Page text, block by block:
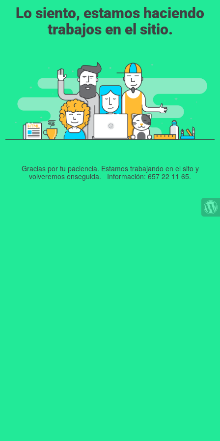
Lo siento, estamos haciendo
trabajos en el sitio.
Gracias por tu paciencia. Estamos trabajando en el sito y
volveremos enseguida. Información: 657 22 11 65.